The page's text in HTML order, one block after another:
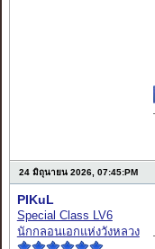
24 มิถุนายน 2026, 07:45:PM
PIKuL
Special Class LV6
นักกลอนเอกแห่งวังหลวง